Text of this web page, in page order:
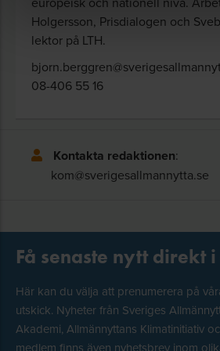
Holgersson, Pris­dialogen och
lektor på LTH.
08-406 55 16
Kontakta redaktionen:
kom@sverigesallmannytta.se
Få senaste nytt direkt
Här kan du välja att prenumerera på
utskick. Nyheter från Sveriges
Akademi, Allmännyttans Klimatinitiativ
medlem finns även nyhetsbrev inom